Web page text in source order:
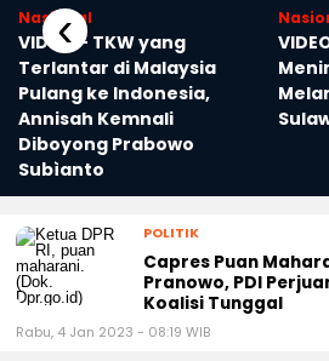
Nasional
VIDEO – TKW yang
Terlantar di Malaysia
Pulang ke Indonesia,
Annisah Kemnali
Diboyong Prabowo
Subìanto
‹
POLITIK
Capres Puan
Pranowo, PDI
Koalisi Tunggal
Rabu, 4 Jan 2023 - 08:19 WIB